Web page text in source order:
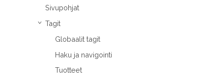
Sivupohjat
› Tagit
Globaalit tagit
Haku ja navigointi
Tuotteet